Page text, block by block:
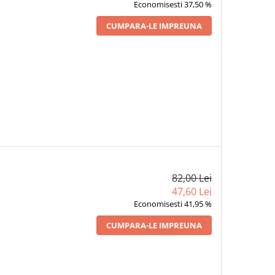
Economisesti 37,50 %
CUMPARA-LE IMPREUNA
82,00 Lei
47,60 Lei
Economisesti 41,95 %
CUMPARA-LE IMPREUNA